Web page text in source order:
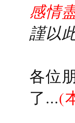
感情
謹以
各位
了...(